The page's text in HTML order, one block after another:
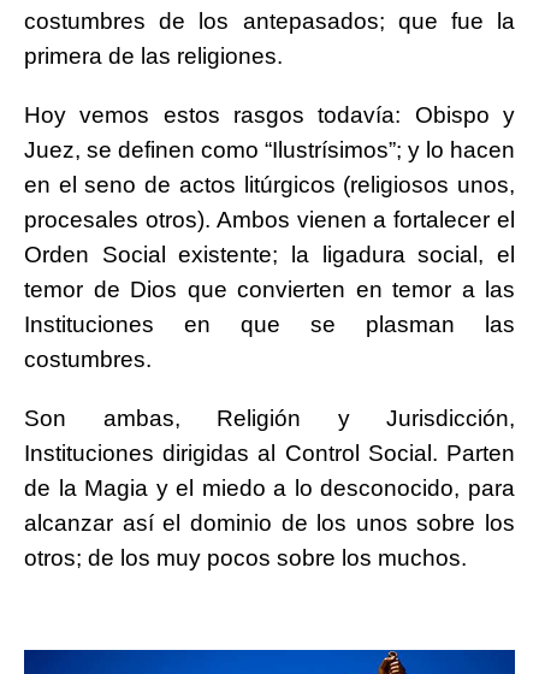
costumbres de los antepasados; que fue la
primera de las religiones.
Hoy vemos estos rasgos todavía: Obispo y
Juez, se definen como “Ilustrísimos”; y lo hacen
en el seno de actos litúrgicos (religiosos unos,
procesales otros). Ambos vienen a fortalecer el
Orden Social existente; la ligadura social, el
temor de Dios que convierten en temor a las
Instituciones en que se plasman las
costumbres.
Son ambas, Religión y Jurisdicción,
Instituciones dirigidas al Control Social. Parten
de la Magia y el miedo a lo desconocido, para
alcanzar así el dominio de los unos sobre los
otros; de los muy pocos sobre los muchos.